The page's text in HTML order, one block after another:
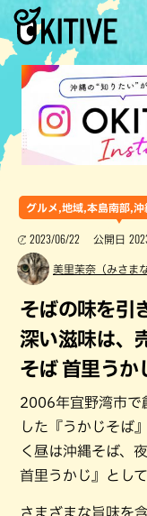
グルメ,地域,本島南部,
2023/06/22 公開日
美里茉奈（みさまな
そばの味を引
深い滋味は、
そば 首里うか
2006年宜野湾市で
した『うかじそば
く昼は沖縄そば、
首里うかじ』とし
さまざまな旨味を